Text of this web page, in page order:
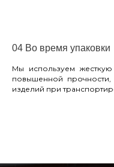
04 Во время упаковки
Мы используем
повышенной прочности,
изделий при